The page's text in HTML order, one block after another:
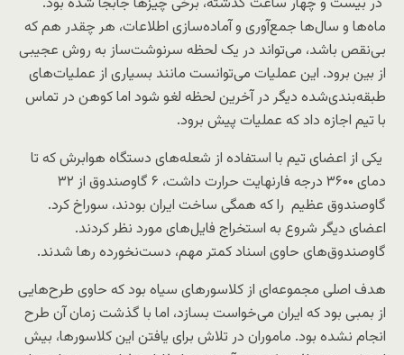
ماه‌ها و سال‌ها جمع‌آوری و آماده‌سازی اطلاعات، هر چقدر هم که
بی‌نقص باشد، می‌تواند در یک لحظه سرنوشت‌ساز به روش عجیبی
از بین برود. این عملیات می‌توانست مانند بسیاری از عملیات‌های
طبقه‌بندی‌شده دیگر در آخرین لحظه لغو شود اما کوهن در تماس
با تیم اجازه داد که عملیات پیش برود.
یکی از اعضای تیم با استفاده از شعله‌های دستگاه هوابرش که تا
دمای ۳۶۰۰ درجه فارنهایت حرارت داشت، ۶ گاوصندوق از ۳۲
گاوصندوق عظیم را که‌ همگی ساخت ایران بودند، سوراخ کرد.
اعضای دیگر شروع به استخراج فایل‌های مورد نظر کردند.
گاوصندوق‌های حاوی اسناد کمتر مهم، دست‌نخورده رها شدند.
هدف اصلی مجموعه‌ای از کلاسورهای سیاه بود که حاوی طرح‌هایی
از بمبی بود که ایران می‌خواست بسازد، اما با گذشت زمان آن طرح
انجام نشده بود. ماموران در تلاش برای یافتن این کلاسورها، بیش